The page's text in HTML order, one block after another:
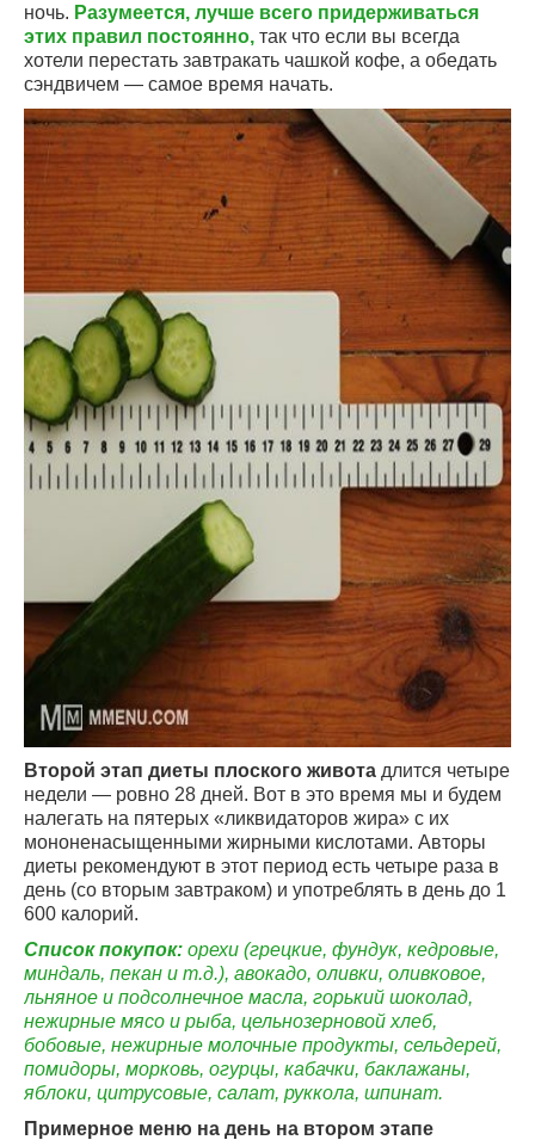
ночь. Разумеется, лучше всего придерживаться
этих правил постоянно, так что если вы всегда
хотели перестать завтракать чашкой кофе, а обедать
сэндвичем — самое время начать.
Второй этап диеты плоского живота длится четыре
недели — ровно 28 дней. Вот в это время мы и будем
налегать на пятерых «ликвидаторов жира» с их
мононенасыщенными жирными кислотами. Авторы
диеты рекомендуют в этот период есть четыре раза в
день (со вторым завтраком) и употреблять в день до 1
600 калорий.
Список покупок: орехи (грецкие, фундук, кедровые,
миндаль, пекан и т.д.), авокадо, оливки, оливковое,
льняное и подсолнечное масла, горький шоколад,
нежирные мясо и рыба, цельнозерновой хлеб,
бобовые, нежирные молочные продукты, сельдерей,
помидоры, морковь, огурцы, кабачки, баклажаны,
яблоки, цитрусовые, салат, руккола, шпинат.
Примерное меню на день на втором этапе